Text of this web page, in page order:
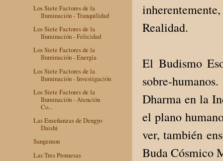
Realidad.
El Budismo
sobre-
Dharma en la
el plano
ver, también
Buda Cósmico
Los Siete Factores de la
Iluminación - Tranquilidad
Los Siete Factores de la
Iluminación - Felicidad
Los Siete Factores de la
Iluminación - Energía
Los Siete Factores de la
Iluminación - Investigación
Los Siete Factores de la
Iluminación - Atención
Co...
Las Enseñanzas de Dengyo
Daishi
Sangemon
Las Tres Promesas